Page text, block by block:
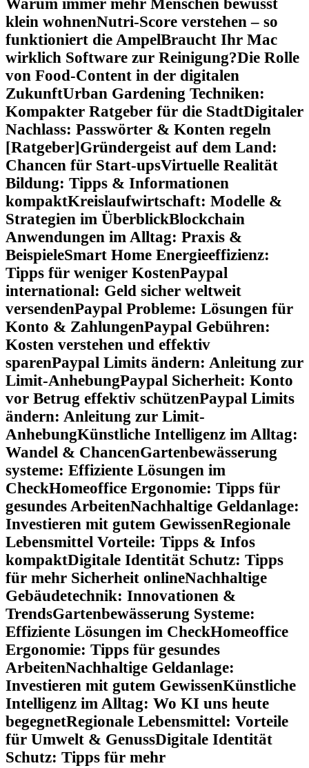
Warum immer mehr Menschen bewusst
klein wohnenNutri-Score verstehen – so
funktioniert die AmpelBraucht Ihr Mac
wirklich Software zur Reinigung?Die Rolle
von Food-Content in der digitalen
ZukunftUrban Gardening Techniken:
Kompakter Ratgeber für die StadtDigitaler
Nachlass: Passwörter & Konten regeln
[Ratgeber]Gründergeist auf dem Land:
Chancen für Start-upsVirtuelle Realität
Bildung: Tipps & Informationen
kompaktKreislaufwirtschaft: Modelle &
Strategien im ÜberblickBlockchain
Anwendungen im Alltag: Praxis &
BeispieleSmart Home Energieeffizienz:
Tipps für weniger KostenPaypal
international: Geld sicher weltweit
versendenPaypal Probleme: Lösungen für
Konto & ZahlungenPaypal Gebühren:
Kosten verstehen und effektiv
sparenPaypal Limits ändern: Anleitung zur
Limit-AnhebungPaypal Sicherheit: Konto
vor Betrug effektiv schützenPaypal Limits
ändern: Anleitung zur Limit-
AnhebungKünstliche Intelligenz im Alltag:
Wandel & ChancenGartenbewässerung
systeme: Effiziente Lösungen im
CheckHomeoffice Ergonomie: Tipps für
gesundes ArbeitenNachhaltige Geldanlage:
Investieren mit gutem GewissenRegionale
Lebensmittel Vorteile: Tipps & Infos
kompaktDigitale Identität Schutz: Tipps
für mehr Sicherheit onlineNachhaltige
Gebäudetechnik: Innovationen &
TrendsGartenbewässerung Systeme:
Effiziente Lösungen im CheckHomeoffice
Ergonomie: Tipps für gesundes
ArbeitenNachhaltige Geldanlage:
Investieren mit gutem GewissenKünstliche
Intelligenz im Alltag: Wo KI uns heute
begegnetRegionale Lebensmittel: Vorteile
für Umwelt & GenussDigitale Identität
Schutz: Tipps für mehr